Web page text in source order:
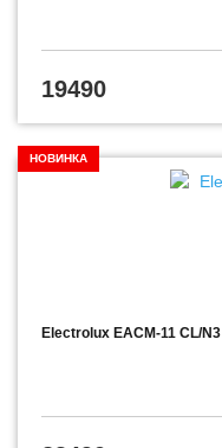
19490
НОВИНКА
Electrolux EACM-11 CL/N3